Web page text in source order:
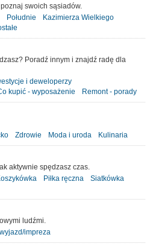
poznaj swoich sąsiadów.
Południe
Kazimierza Wielkiego
Poradź innym i znajdź radę dla
i deweloperzy
kupić - wyposażenie Remont - porady
Zdrowie Moda i uroda Kulinaria
aktywnie spędzasz czas.
Piłka ręczna
Siatkówka
ludźmi.
impreza